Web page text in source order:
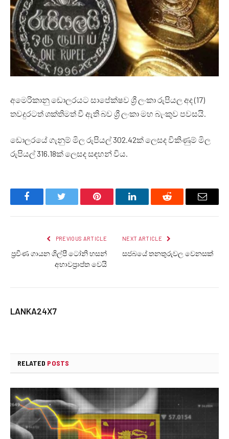
අමෙරිකානු ඩොලරයට සාපේක්ෂව ශ්‍රී ලංකා රුපියල අද (17)
තවදුරටත් ශක්තිමත් වී ඇති බව ශ්‍රී ලංකා මහ බැංකුව පවසයි.
ඩොලරයේ ගැනුම් මිල රුපියල් 302.42ක් ලෙසද විකිණුම් මිල
රුපියල් 316.18ක් ලෙසද සඳහන් විය.
FacebookTwitter Pinterest LinkedInReddit Email
PREVIOUS ARTICLE
ප්‍රවීණ ගායන ශිල්පී ටෝනි හසන්
අභාවප්‍රාප්ත වෙයි
NEXT ARTICLE
සජබයේ තනතුරුවල වෙනසක්
LANKA24X7
RELATED POSTS